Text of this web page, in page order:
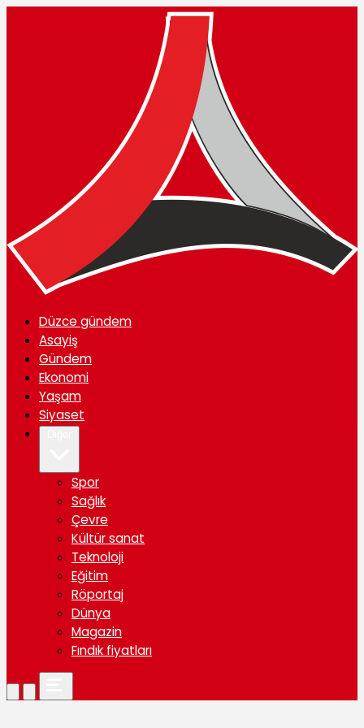
Düzce gündem
Asayiş
Gündem
Ekonomi
Yaşam
Siyaset
Spor
Sağlık
Çevre
Kültür sanat
Teknoloji
Eğitim
Röportaj
Dünya
Magazin
Fındık fiyatları